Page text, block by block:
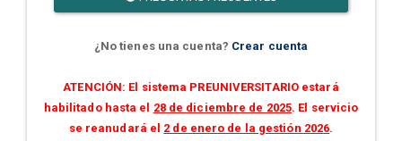
¿No tienes una cuenta? Crear cuenta
ATENCIÓN: El sistema PREUNIVERSITARIO estará
habilitado hasta el 28 de diciembre de 2025. El servicio
se reanudará el 2 de enero de la gestión 2026.